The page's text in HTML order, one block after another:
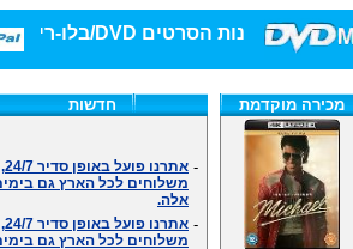
חנות הסרטים DVD/בלו-ריי/3D הגדולה ביותר!
מכירה מוקדמת חדשות
משלוחים לכל הארץ גם בימים
אלה.
משלוחים לכל הארץ גם בימים
אלה.